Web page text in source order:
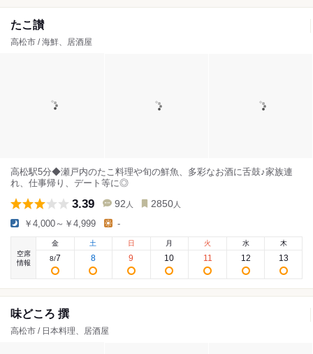
たこ讃
高松市 / 海鮮、居酒屋
高松駅5分◆瀬戸内のたこ料理や旬の鮮魚、多彩なお酒に舌鼓♪家族連
れ、仕事帰り、デート等に◎
3.39 92 人 2850 人
￥4,000～￥4,999 -
空席
情報
金
8/7
土
8
日
9
月
10
火
11
水
12
木
13
味どころ 撰
高松市 / 日本料理、居酒屋